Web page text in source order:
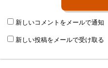
新しいコメントをメールで通知
新しい投稿をメールで受け取る